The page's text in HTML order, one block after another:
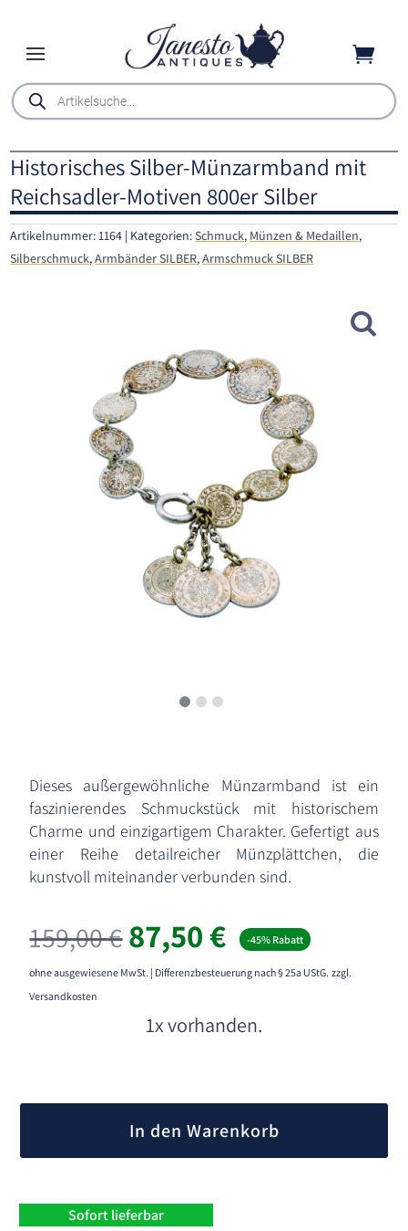

Products
search
Historisches Silber-Münzarmband mit
Reichsadler-Motiven 800er Silber
Artikelnummer:1164 Kategorien:Schmuck, Münzen & Medaillen,
Silberschmuck,Armbänder SILBER,Armschmuck SILBER
Dieses außergewöhnliche Münzarmband ist ein
faszinierendes Schmuckstück mit historischem
Charme und einzigartigem Charakter. Gefertigt aus
einer Reihe detailreicher Münzplättchen, die
kunstvoll miteinander verbunden sind.
159,00€Ursprünglicher
Preis
war:
87,50€Aktueller
Preis
ist:
-45% Rabatt
ohne ausgewiesene MwSt. | Differenzbesteuerung nach § 25a UStG. zzgl.
Versandkosten
1x vorhanden.
In den Warenkorb
Sofort lieferbar